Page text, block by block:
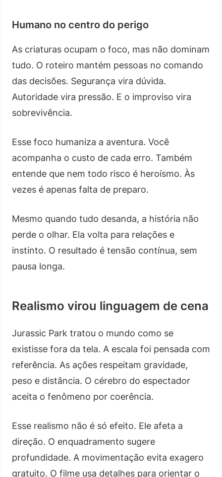
Humano no centro do perigo
As criaturas ocupam o foco, mas não dominam
tudo. O roteiro mantém pessoas no comando
das decisões. Segurança vira dúvida.
Autoridade vira pressão. E o improviso vira
sobrevivência.
Esse foco humaniza a aventura. Você
acompanha o custo de cada erro. Também
entende que nem todo risco é heroísmo. Às
vezes é apenas falta de preparo.
Mesmo quando tudo desanda, a história não
perde o olhar. Ela volta para relações e
instinto. O resultado é tensão contínua, sem
pausa longa.
Realismo virou linguagem de cena
Jurassic Park tratou o mundo como se
existisse fora da tela. A escala foi pensada com
referência. As ações respeitam gravidade,
peso e distância. O cérebro do espectador
aceita o fenômeno por coerência.
Esse realismo não é só efeito. Ele afeta a
direção. O enquadramento sugere
profundidade. A movimentação evita exagero
gratuito. O filme usa detalhes para orientar o